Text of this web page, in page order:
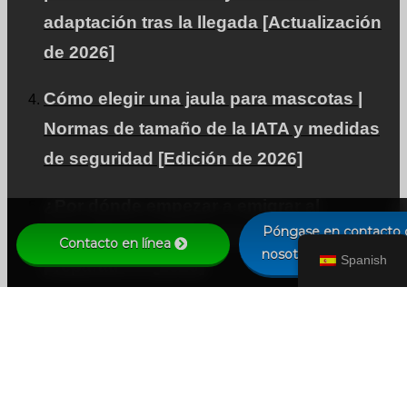
adaptación tras la llegada [Actualización
de 2026]
Cómo elegir una jaula para mascotas |
Normas de tamaño de la IATA y medidas
de seguridad [Edición de 2026]
extranjero con mascotas? Guía para los
preparativos [2026]
Spanish
Contacto en línea
Póngase en contacto
nosotros por